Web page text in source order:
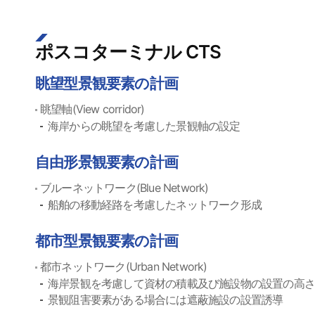
ポスコターミナル CTS
眺望型景観要素の計画
眺望軸(View corridor)
海岸からの眺望を考慮した景観軸の設定
自由形景観要素の計画
ブルーネットワーク(Blue Network)
船舶の移動経路を考慮したネットワーク形成
都市型景観要素の計画
都市ネットワーク(Urban Network)
海岸景観を考慮して資材の積載及び施設物の設置の高
景観阻害要素がある場合には遮蔽施設の設置誘導